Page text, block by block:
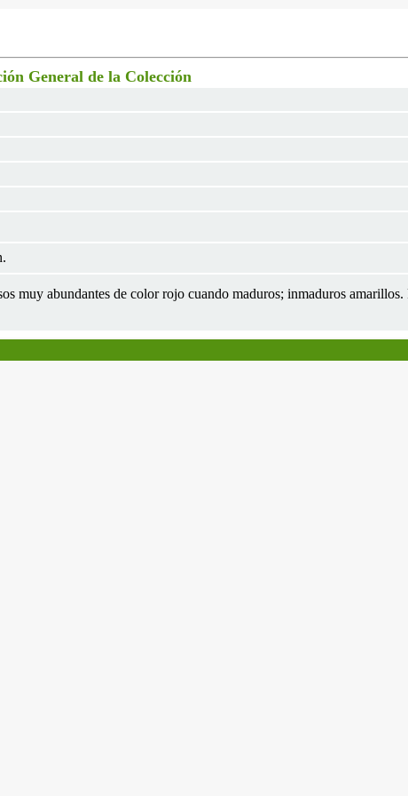
General de la Colección
muy abundantes de color rojo cuando maduros; inmaduros amarillos.